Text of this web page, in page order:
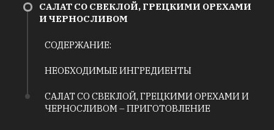
САЛАТ СО СВЕКЛОЙ, ГРЕЦКИМИ ОРЕХАМИ
И ЧЕРНОСЛИВОМ
СОДЕРЖАНИЕ:
НЕОБХОДИМЫЕ ИНГРЕДИЕНТЫ
САЛАТ СО СВЕКЛОЙ, ГРЕЦКИМИ ОРЕХАМИ И
ЧЕРНОСЛИВОМ – ПРИГОТОВЛЕНИЕ